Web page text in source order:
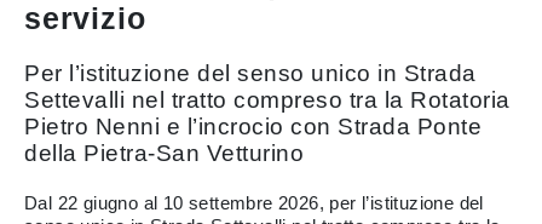
servizio
Per l’istituzione del senso unico in Strada
Settevalli nel tratto compreso tra la Rotatoria
Pietro Nenni e l’incrocio con Strada Ponte
della Pietra-San Vetturino
Dal 22 giugno al 10 settembre 2026, per l’istituzione del